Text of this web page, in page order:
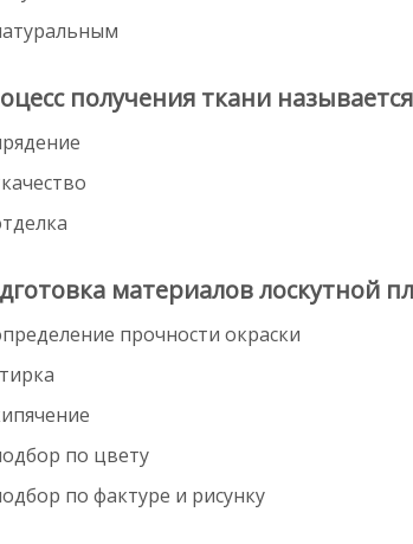
получения ткани
материалов лоскутной
прочности окраски
по цвету
по фактуре и рисунку